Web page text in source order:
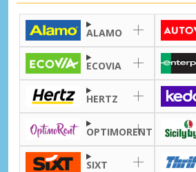
ALAMO
ECOVIA
HERTZ
OPTIMORENT
SIXT